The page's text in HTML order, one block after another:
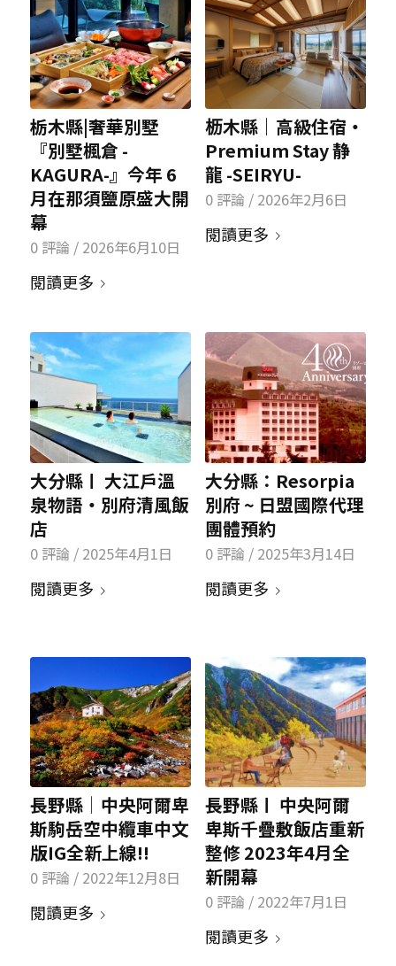
栃木縣|奢華別墅
『別墅楓倉 -
KAGURA-』今年 6
月在那須鹽原盛大開
幕
0 評論 / 2026年6月10日
閱讀更多
枥木縣｜高級住宿・
Premium Stay 静
龍 -SEIRYU-
0 評論 / 2026年2月6日
閱讀更多
大分縣〡 大江戶溫
泉物語・別府清風飯
店
0 評論 / 2025年4月1日
閱讀更多
大分縣：Resorpia
別府 ~ 日盟國際代理
團體預約
0 評論 / 2025年3月14日
閱讀更多
長野縣│中央阿爾卑
斯駒岳空中纜車中文
版IG全新上線!!
0 評論 / 2022年12月8日
閱讀更多
長野縣〡 中央阿爾
卑斯千疊敷飯店重新
整修 2023年4月全
新開幕
0 評論 / 2022年7月1日
閱讀更多